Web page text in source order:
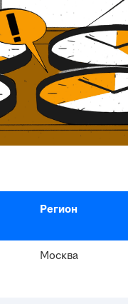
Регион
Москва